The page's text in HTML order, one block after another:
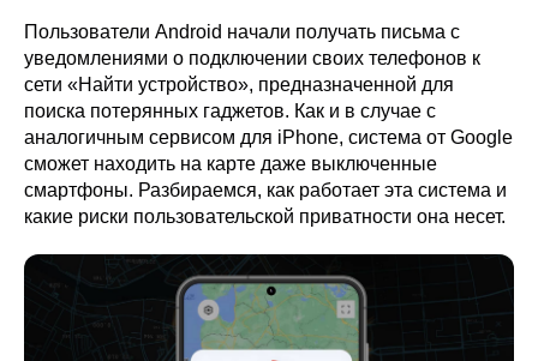
Пользователи Android начали получать письма с
уведомлениями о подключении своих телефонов к
сети «Найти устройство», предназначенной для
поиска потерянных гаджетов. Как и в случае с
аналогичным сервисом для iPhone, система от Google
сможет находить на карте даже выключенные
смартфоны. Разбираемся, как работает эта система и
какие риски пользовательской приватности она несет.